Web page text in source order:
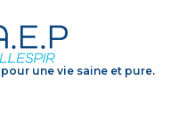
une vie saine et pure.